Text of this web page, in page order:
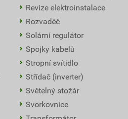
Revize elektroinstalace
Rozvaděč
Solární regulátor
Spojky kabelů
Stropní svítidlo
Střídač (inverter)
Světelný stožár
Svorkovnice